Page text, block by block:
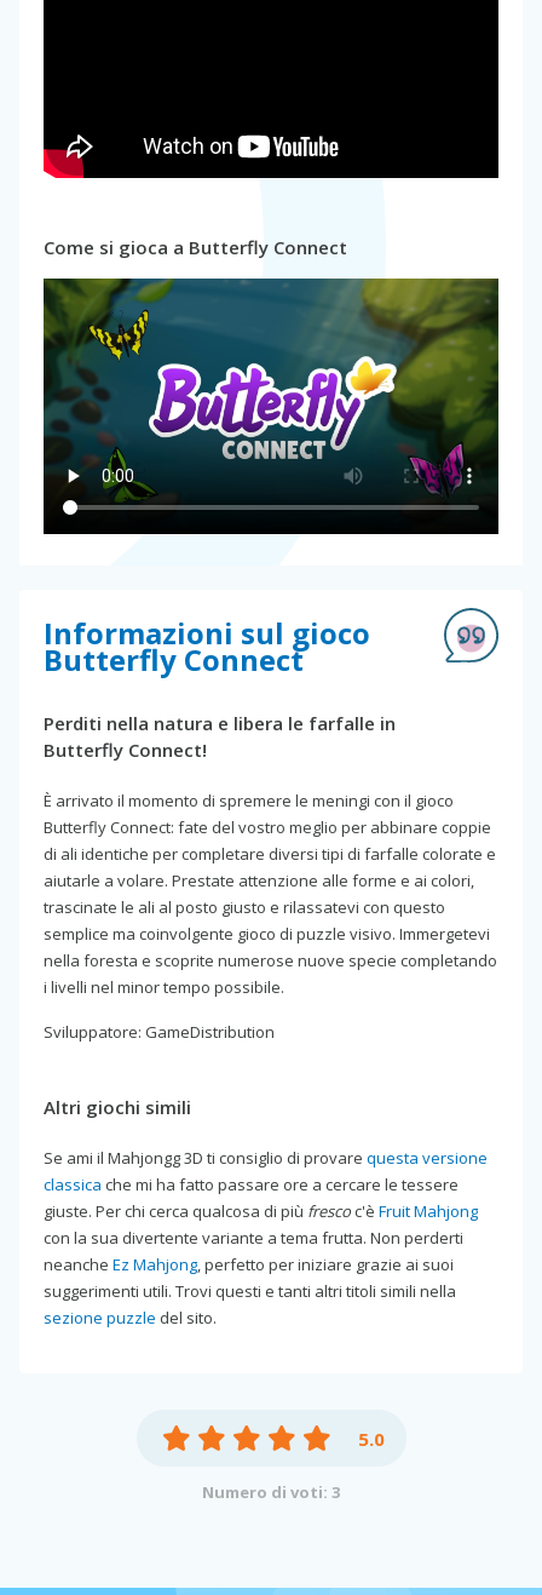
Come si gioca a Butterfly Connect
Informazioni sul gioco
Butterfly Connect
Perditi nella natura e libera le farfalle in
Butterfly Connect!
È arrivato il momento di spremere le meningi con il gioco
Butterfly Connect: fate del vostro meglio per abbinare coppie
di ali identiche per completare diversi tipi di farfalle colorate e
aiutarle a volare. Prestate attenzione alle forme e ai colori,
trascinate le ali al posto giusto e rilassatevi con questo
semplice ma coinvolgente gioco di puzzle visivo. Immergetevi
nella foresta e scoprite numerose nuove specie completando
i livelli nel minor tempo possibile.
Sviluppatore: GameDistribution
Altri giochi simili
Se ami il Mahjongg 3D ti consiglio di provare questa versione
classica che mi ha fatto passare ore a cercare le tessere
giuste. Per chi cerca qualcosa di più fresco c'è Fruit Mahjong
con la sua divertente variante a tema frutta. Non perderti
neanche Ez Mahjong, perfetto per iniziare grazie ai suoi
suggerimenti utili. Trovi questi e tanti altri titoli simili nella
sezione puzzle del sito.
5.0
Numero di voti: 3